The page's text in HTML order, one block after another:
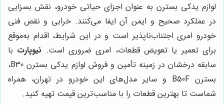
لوازم یدکی بسترن به عنوان اجزای حیاتی خودرو، نقش بسزایی
در عملکرد صحیح و ایمن آن ایفا می‌کنند. خرابی و نقص فنی
خودرو امری اجتناب‌ناپذیر است و در این شرایط، اقدام به‌موقع
برای تعمیر یا تعویض قطعات، امری ضروری است. نیوپارت با
سابقه درخشان در زمینه تأمین و فروش لوازم یدکی بسترن B30،
بسترن B50F و سایر مدل‌های این خودرو در تهران، همراه
شماست تا بهترین قطعات را با مناسب‌ترین قیمت تهیه کنید.